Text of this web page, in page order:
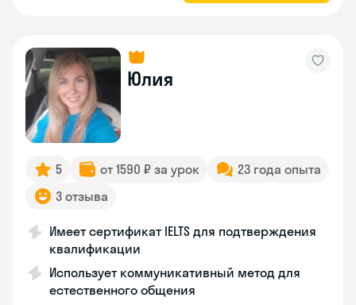
Юлия
5 от 1590 ₽ за урок
23 года опыта
3 отзыва
Имеет сертификат IELTS для подтверждения
квалификации
Использует коммуникативный метод для
естественного общения